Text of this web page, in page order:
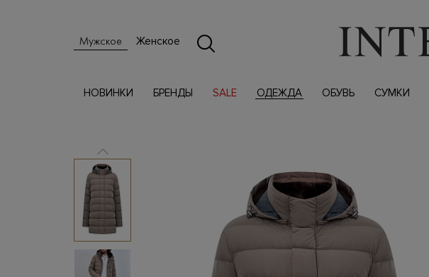
Мужское Женское
НОВИНКИ БРЕНДЫ SALE ОДЕЖДА ОБУВЬ СУМКИ